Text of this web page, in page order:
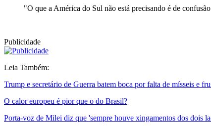
"O que a América do Sul não está precisando é de
Publicidade
Leia Também:
Trump e secretário de Guerra batem boca por falta de mísseis e
O calor europeu é pior que o do Brasil?
Porta-voz de Milei diz que 'sempre houve xingamentos dos dois